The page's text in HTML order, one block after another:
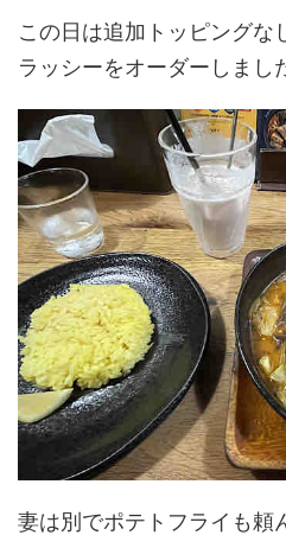
この日は追加トッピングな
ラッシーをオーダーしまし
妻は別でポテトフライも頼